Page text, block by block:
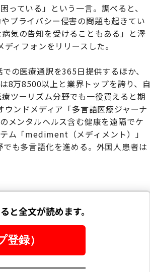
っている」という一言。調べると、
プライバシー侵害の問題も起きてい
気の告知を受けることもある」と澤
ィフォンをリリースした。
の医療通訳を365日提供するほか、
8万8500以上と業界トップを誇り、自
ツーリズム分野でも一役買えると期
ンドメディア「多言語医療ジャーナ
メンタルヘルス含む健康を遠隔でケ
ム「mediment（メディメント）」
も多言語化を進める。外国人患者は